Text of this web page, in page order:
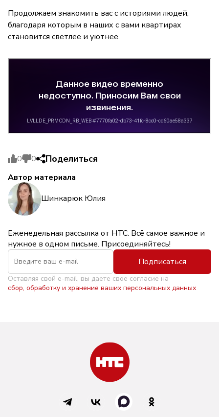
Продолжаем знакомить вас с историями людей,
благодаря которым в наших с вами квартирах
становится светлее и уютнее.
0 0 Поделиться
Автор материала
Шинкарюк Юлия
Еженедельная рассылка от НТС. Всё самое важное и
нужное в одном письме. Присоединяйтесь!
Подписаться
Оставляя свой e-mail, вы даете свое согласие на
сбор, обработку и хранение ваших персональных данных